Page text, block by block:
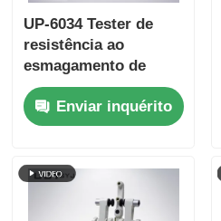
UP-6034 Tester de
resistência ao
esmagamento de
tubos de papel com
várias configurações
de velocidade de
contra sobrecarga e
conformidade
ISO11093-9
Enviar inquérito